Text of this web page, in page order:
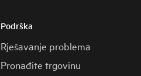
Podrška
Rješavanje problema
Pronađite trgovinu